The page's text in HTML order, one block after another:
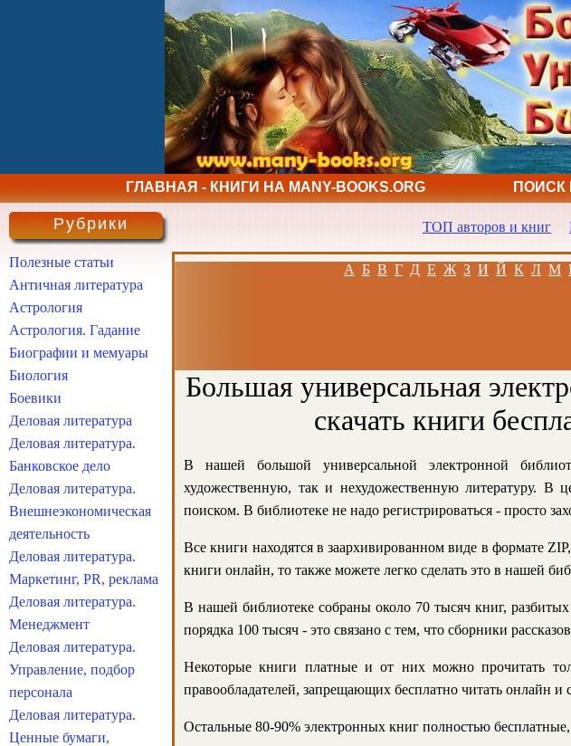
ГЛАВНАЯ - КНИГИ НА MANY-BOOKS.ORG ПОИСК
ТОП авторов и книг
А Б В Г Д Е Ж З И Й К Л М
Большая универсальная
скачать книги
В нашей большой универсальной электронной
художественную, так и нехудожественную литературу. В
поиском. В библиотеке не надо регистрироваться - просто
Все книги находятся в заархивированном виде в формате
книги онлайн, то также можете легко сделать это в нашей
В нашей библиотеке собраны около 70 тысяч книг,
порядка 100 тысяч - это связано с тем, что сборники
Некоторые книги платные и от них можно прочитать
правообладателей, запрещающих бесплатно читать онлайн и
Остальные 80-90% электронных книг полностью
Рубрики
Полезные статьи
Античная литература
Астрология
Астрология. Гадание
Биографии и мемуары
Биология
Боевики
Деловая литература
Деловая литература.
Банковское дело
Деловая литература.
Внешнеэкономическая
деятельность
Деловая литература.
Маркетинг, PR, реклама
Деловая литература.
Менеджмент
Деловая литература.
Управление, подбор
персонала
Деловая литература.
Ценные бумаги,